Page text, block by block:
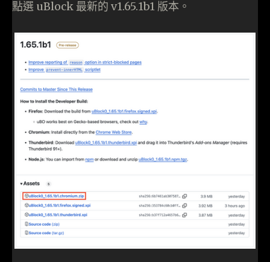
點選 uBlock 最新的 v1.65.1b1 版本。